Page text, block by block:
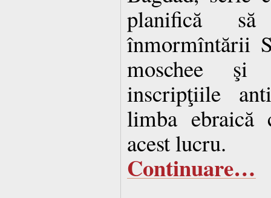
planifică
înmormîntării
moschee şi
inscripţiile
limba ebraică
acest lucru.
Continuare…